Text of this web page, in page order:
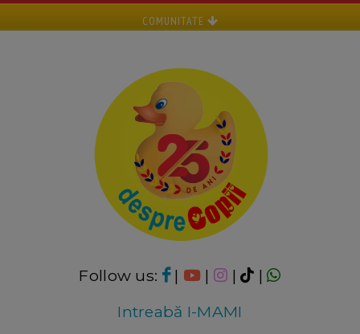
COMUNITATE
Follow us: | | |
|
Intreabă I-MAMI